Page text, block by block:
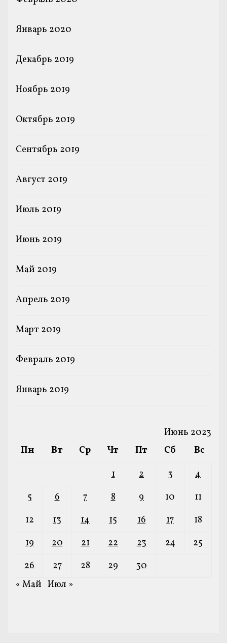
Январь 2020
Декабрь 2019
Ноябрь 2019
Октябрь 2019
Сентябрь 2019
Август 2019
Июль 2019
Июнь 2019
Май 2019
Апрель 2019
Март 2019
Февраль 2019
Январь 2019
Июнь 2023
Пн
Вт Ср Чт Пт Сб
Вс
1
2 3
4
5
6 7 8 9 10
11
12
13 14 15 16 17
18
19
20 21 22 23 24
25
26
27 28 29
30
« Май Июл »